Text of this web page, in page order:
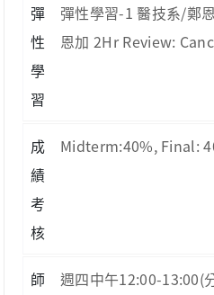
彈
性
學
習
彈性學習-1 醫技系/鄭
恩加 2Hr Review:
成
績
考
核
Midterm:40%, Final:
師
週四中午12:00-13:00(